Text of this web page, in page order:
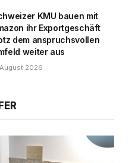
KMU bauen mit
ihr Exportgeschäft
dem anspruchsvollen
weiter aus
2026